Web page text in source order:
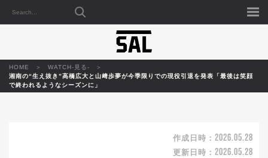
HOME
WATCH-見る-
湘南の“生え抜き”高橋広大と山﨑歩夢が今季限りでの現役引退を発表「最後は笑顔
で終われるようなシーズンに」
作成日時： 2026.05.28
更新日時： 2026.05.28